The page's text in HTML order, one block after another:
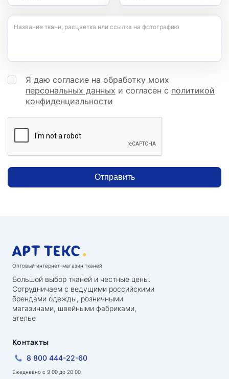
Название ткани, расцветка или ссылка на фотографию
Я даю согласие на обработку моих
персональных данных и согласен с политикой
конфиденциальности
Отправить
Оптовый интернет-магазин тканей
Большой выбор тканей и честные цены.
Сотрудничаем с ведущими российскими
брендами одежды, розничными
магазинами, швейными фабриками,
ателье
Контакты
8 800 444-22-60
Ежедневно с 9:00 до 20:00